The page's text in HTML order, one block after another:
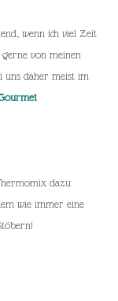
wenn ich viel Zeit
gerne von meinen
uns daher meist im
dazu
wie immer eine